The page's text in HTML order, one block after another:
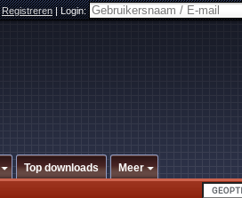
Registreren|Login:
Top downloads Meer